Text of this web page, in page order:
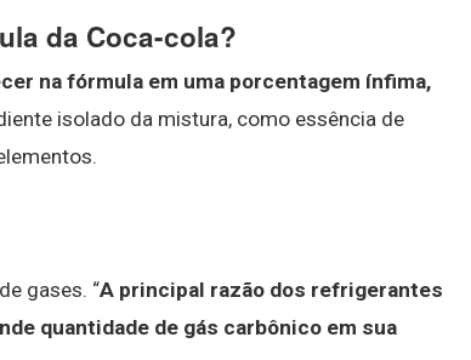
da Coca-cola?
na fórmula em uma porcentagem ínfima,
isolado da mistura, como essência de
gases. “A principal razão dos refrigerantes
quantidade de gás carbônico em sua